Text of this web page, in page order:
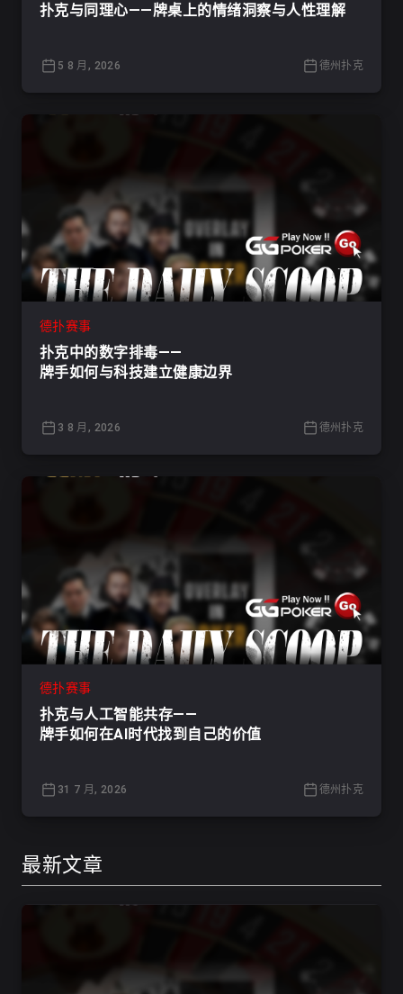
扑克与同理心——牌桌上的情绪洞察与人性理解
5 8 月, 2026 德州扑克
德扑赛事
扑克中的数字排毒——
牌手如何与科技建立健康边界
3 8 月, 2026 德州扑克
德扑赛事
扑克与人工智能共存——
牌手如何在AI时代找到自己的价值
31 7 月, 2026 德州扑克
最新文章